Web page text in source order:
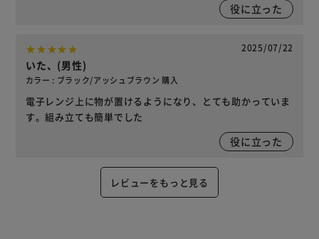
役に立った
2025/07/22
いた、(男性)
カラー : ブラック/アッシュブラウン 購入
電子レンジ上に物が置けるようになり、とても助かっていま
す。組み立ても簡単でした
役に立った
レビューをもっと見る